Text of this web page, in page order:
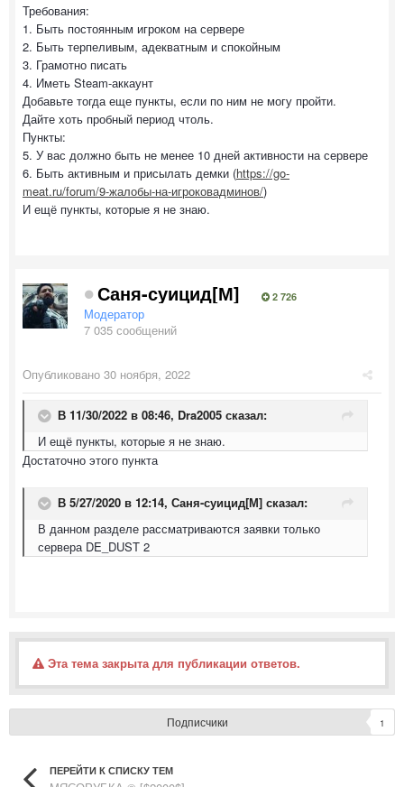
Требования:
1. Быть постоянным игроком на сервере
2. Быть терпеливым, адекватным и спокойным
3. Грамотно писать
4. Иметь Steam-аккаунт
Добавьте тогда еще пункты, если по ним не могу пройти.
Дайте хоть пробный период чтоль.
Пункты:
5. У вас должно быть не менее 10 дней активности на сервере
6. Быть активным и присылать демки (https://go-
meat.ru/forum/9-жалобы-на-игроковадминов/)
И ещё пункты, которые я не знаю.
Саня-суицид[М] 2 726
Модератор
7 035 сообщений
Опубликовано 30 ноября, 2022
В 11/30/2022 в 08:46, Dra2005 сказал:
И ещё пункты, которые я не знаю.
Достаточно этого пункта
В 5/27/2020 в 12:14, Саня-суицид[М] сказал:
В данном разделе рассматриваются заявки только
сервера DE_DUST 2
Эта тема закрыта для публикации ответов.
Подписчики 1
ПЕРЕЙТИ К СПИСКУ ТЕМ